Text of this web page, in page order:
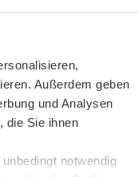
Außerdem geben
und Analysen
die Sie ihnen
notwendig